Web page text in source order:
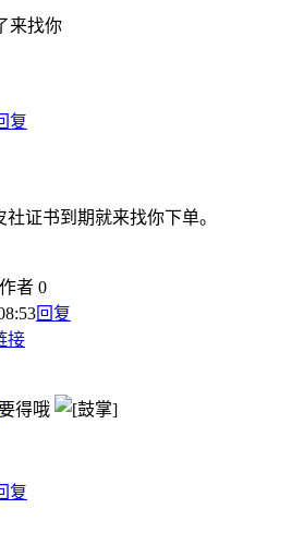
来找你
复
证书到期就来找你下单。
作者 0
回复
接
得哦
复